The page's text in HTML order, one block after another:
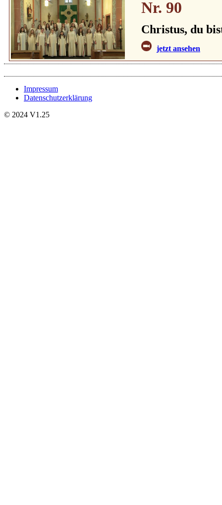
Nr. 90
Christus, du
jetzt ansehen
Impressum
Datenschutzerklärung
© 2024 V1.25